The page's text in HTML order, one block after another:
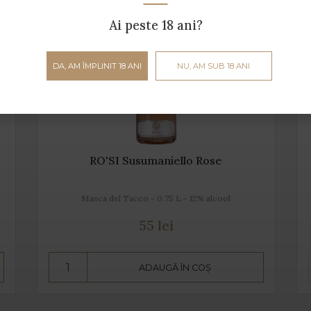
RO'SI Susumaniello Rose
Masca del Tacco - 0.75 L - 12% alcool
55 lei
ADAUGĂ ÎN COȘ
Ai peste 18 ani?
DA, AM ÎMPLINIT 18 ANI NU, AM SUB 18 ANI